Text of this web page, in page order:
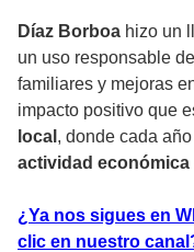
Díaz Borboa hizo un
un uso responsable
familiares y mejoras
impacto positivo que
local , donde cada
actividad económica
¿Ya nos sigues en
clic en nuestro